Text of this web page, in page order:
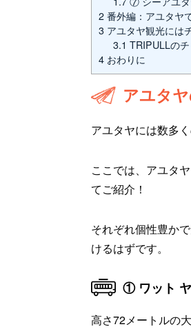
2 番外編：アユタヤ
3 アユタヤ観光には
3.1 TRIPULLの
4 おわりに
アユタ
アユタヤには数多
ここでは、アユタ
てご紹介！
それぞれ個性豊か
けるはずです。
① ワット
高さ72メートルの